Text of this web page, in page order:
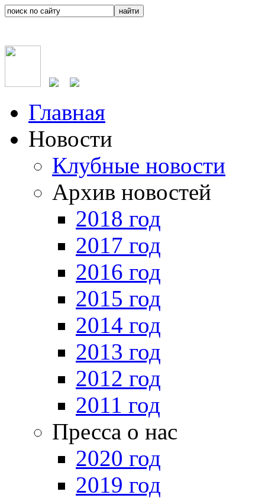
Главная
Новости
Клубные новости
Архив новостей
2018 год
2017 год
2016 год
2015 год
2014 год
2013 год
2012 год
2011 год
Пресса о нас
2020 год
2019 год